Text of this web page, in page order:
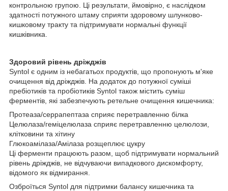
контрольною групою. Ці результати, ймовірно, є наслідком
здатності потужного штаму сприяти здоровому шлунково-
кишковому тракту та підтримувати нормальні функції
кишківника.
Здоровий рівень дріжджів
Syntol є одним із небагатьох продуктів, що пропонують м'яке
очищення від дріжджів. На додаток до потужної суміші
пребіотиків та пробіотиків Syntol також містить суміш
ферментів, які забезпечують ретельне очищення кишечника:
Протеаза/серрапептаза сприяє перетравленню білка
Целюлаза/геміцелюлаза сприяє перетравленню целюлози,
клітковини та хітину
Глюкоамілаза/Амілаза розщеплює цукру
Ці ферменти працюють разом, щоб підтримувати нормальний
рівень дріжджів, не відчуваючи випадкового дискомфорту,
відомого як відмирання.
Озброїться Syntol для підтримки балансу кишечника та